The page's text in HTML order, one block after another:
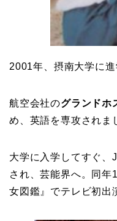
2001年、摂南大学に進
航空会社のグランドホ
め、英語を専攻されま
大学に入学してすぐ、J
され、芸能界へ。同年
女図鑑』でテレビ初出